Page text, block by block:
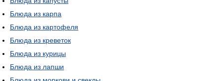
Блюда из карпа
Блюда из картофеля
Блюда из креветок
Блюда из курицы
Блюда из лапши